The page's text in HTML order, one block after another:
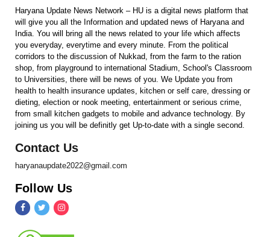
Haryana Update News Network – HU is a digital news platform that
will give you all the Information and updated news of Haryana and
India. You will bring all the news related to your life which affects
you everyday, everytime and every minute. From the political
corridors to the discussion of Nukkad, from the farm to the ration
shop, from playground to international Stadium, School's Classroom
to Universities, there will be news of you. We Update you from
health to health insurance updates, kitchen or self care, dressing or
dieting, election or nook meeting, entertainment or serious crime,
from small kitchen gadgets to mobile and advance technology. By
joining us you will be definitly get Up-to-date with a single second.
Contact Us
haryanaupdate2022@gmail.com
Follow Us